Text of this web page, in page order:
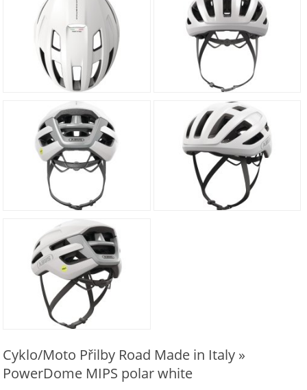
Cyklo/Moto Přilby Road Made in Italy »
PowerDome MIPS polar white